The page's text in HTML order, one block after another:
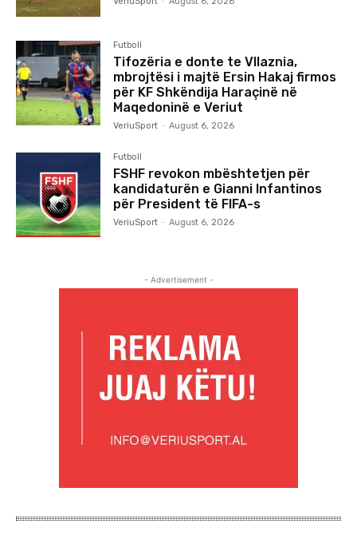
Futboll
Tifozëria e donte te Vllaznia,
mbrojtësi i majtë Ersin Hakaj firmos
për KF Shkëndija Haraçinë në
Maqedoninë e Veriut
VeriuSport - August 6, 2026
Futboll
FSHF revokon mbështetjen për
kandidaturën e Gianni Infantinos
për President të FIFA-s
VeriuSport - August 6, 2026
- Advertisement -